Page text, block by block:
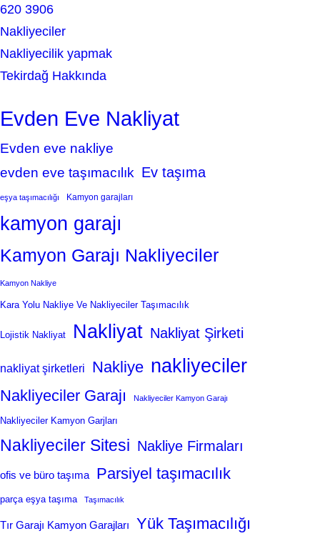
620 3906
Nakliyeciler
Nakliyecilik yapmak
Tekirdağ Hakkında
Evden Eve Nakliyat
Evden eve nakliye
evden eve taşımacılık Ev taşıma
eşya taşımacılığı Kamyon garajları
kamyon garajı
Kamyon Garajı Nakliyeciler
Kamyon Nakliye
Kara Yolu Nakliye Ve Nakliyeciler Taşımacılık
Lojistik Nakliyat Nakliyat Nakliyat Şirketi
nakliyat şirketleri Nakliye nakliyeciler
Nakliyeciler Garajı Nakliyeciler Kamyon Garajı
Nakliyeciler Kamyon Garjları
Nakliyeciler Sitesi Nakliye Firmaları
ofis ve büro taşıma Parsiyel taşımacılık
parça eşya taşıma Taşımacılık
Tır Garajı Kamyon Garajları Yük Taşımacılığı